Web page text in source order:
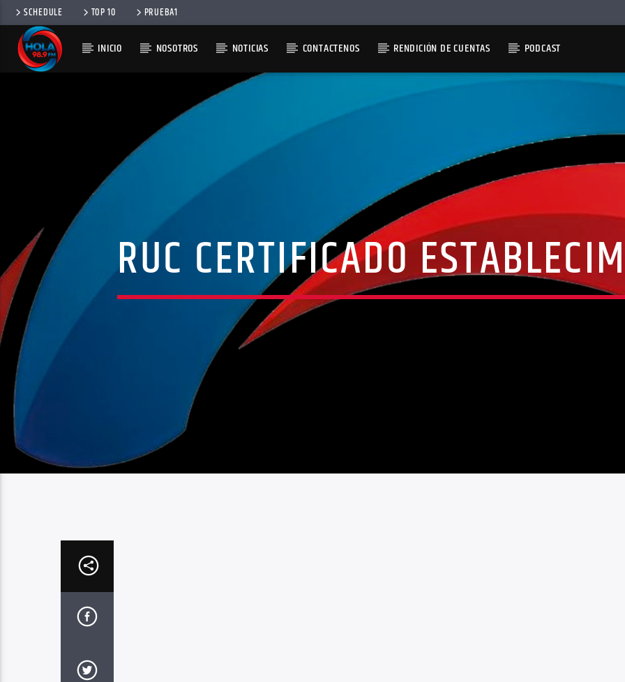
SCHEDULE TOP 10 PRUEBA1
INICIO NOSOTROS NOTICIAS CONTACTENOS RENDICIÓN DE CUENTAS PODCAST
RUC CERTIFICADO